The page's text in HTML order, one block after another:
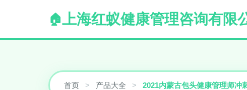
上海红蚁健康管理咨询有限
首页 > 产品大全 > 2021内蒙古包头健康管理师冲